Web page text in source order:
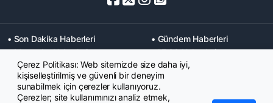
• Son Dakika Haberleri
• Gündem Haberleri
• Memurlar Haberleri
• KPSS Haberleri
• Ekonomi Haberleri
• Eğitim Haberleri
• Yaşam Haberleri
• Maaş Verileri Haberleri
• Mahkeme Kararları
Çerez Politikası: Web sitemizde size daha iyi,
kişiselleştirilmiş ve güvenli bir deneyim
sunabilmek için çerezler kullanıyoruz.
Çerezler; site kullanımınızı analiz etmek,